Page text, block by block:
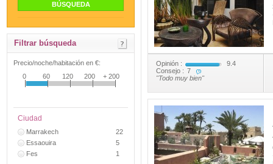
Opinión :
9.4
Consejo : 7
"Todo muy bien"
Filtrar búsqueda
Precio/noche/habitación en €:
0
60 120 200 + 200
Ciudad
Marrakech
22
Essaouira
5
Fes
1